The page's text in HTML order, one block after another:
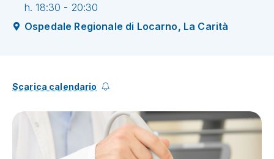
h. 18:30 - 20:30
Ospedale Regionale di Locarno, La Carità
Scarica calendario